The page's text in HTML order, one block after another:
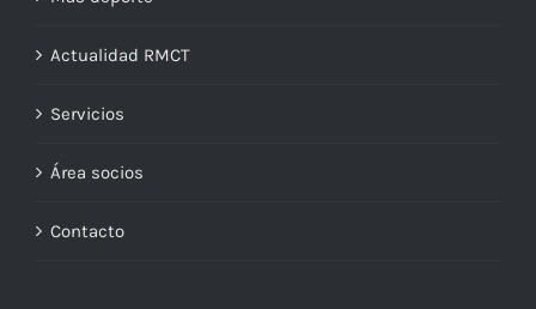
Actualidad RMCT
Servicios
Área socios
Contacto